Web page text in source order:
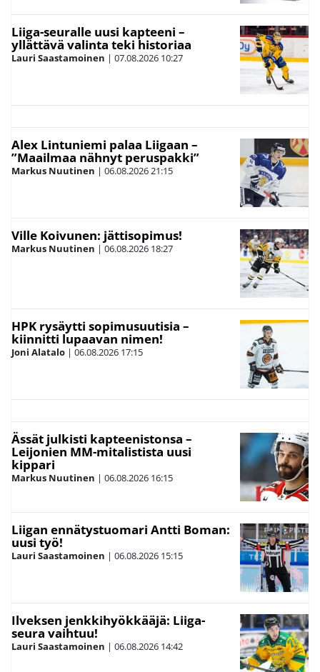
Liiga-seuralle uusi kapteeni –
yllättävä valinta teki historiaa
Lauri Saastamoinen | 07.08.2026 10:27
Alex Lintuniemi palaa Liigaan –
”Maailmaa nähnyt peruspakki”
Markus Nuutinen | 06.08.202621:15
Ville Koivunen: jättisopimus!
Markus Nuutinen | 06.08.2026 18:27
HPK rysäytti sopimusuutisia –
kiinnitti lupaavan nimen!
Joni Alatalo | 06.08.2026 17:15
Ässät julkisti kapteenistonsa –
Leijonien MM-mitalistista uusi
kippari
Markus Nuutinen | 06.08.2026 16:15
Liigan ennätystuomari Antti Boman:
uusi työ!
Lauri Saastamoinen | 06.08.2026 15:15
Ilveksen jenkkihyökkääjä: Liiga-
seura vaihtuu!
Lauri Saastamoinen | 06.08.2026 14:42